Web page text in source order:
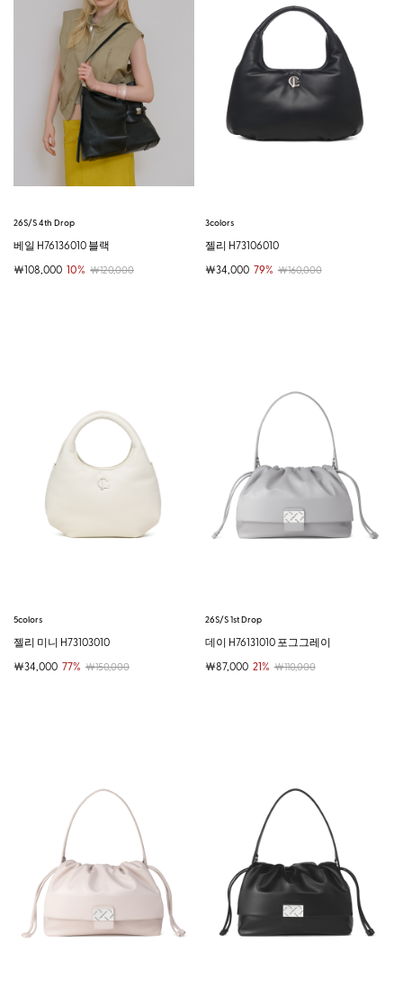
26S/S 4th Drop
베일 H76136010 블랙
￦108,000 10% ￦120,000
3colors
젤리 H73106010
￦34,000 79% ￦160,000
5colors
젤리 미니 H73103010
￦34,000 77% ￦150,000
26S/S 1st Drop
데이 H76131010 포그그레이
￦87,000 21% ￦110,000